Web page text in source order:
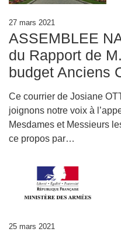
27 mars 2021
ASSEMBLEE
du Rapport de
budget Anciens
Ce courrier de Josiane
joignons notre voix à
Mesdames et Messieurs
ce propos par…
25 mars 2021